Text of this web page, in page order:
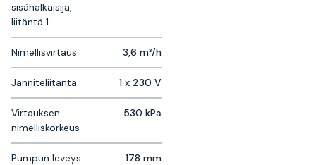
sisähalkaisija,
liitäntä 1
Nimellisvirtaus 3,6 m³/h
Jänniteliitäntä 1 x 230 V
Virtauksen
nimelliskorkeus
530 kPa
Pumpun leveys 178 mm